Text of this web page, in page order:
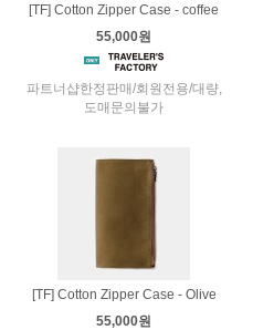
[TF] Cotton Zipper Case - coffee
55,000원
파트너샵한정판매/회원전용/대량,
도매문의불가
[TF] Cotton Zipper Case - Olive
55,000원